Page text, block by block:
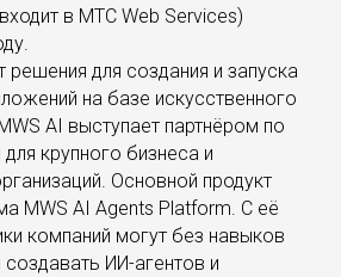
в МТС Web Services)
решения для создания и запуска
на базе искусственного
AI выступает партнёром по
крупного бизнеса и
Основной продукт
MWS AI Agents Platform. С её
компаний могут без навыков
ИИ-агентов и